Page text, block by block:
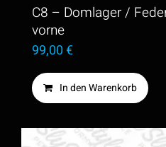
C8 – Domlager /
vorne
99,00€
In den Warenkorb